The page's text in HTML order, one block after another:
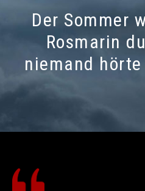
Der Sommer
Rosmarin
niemand